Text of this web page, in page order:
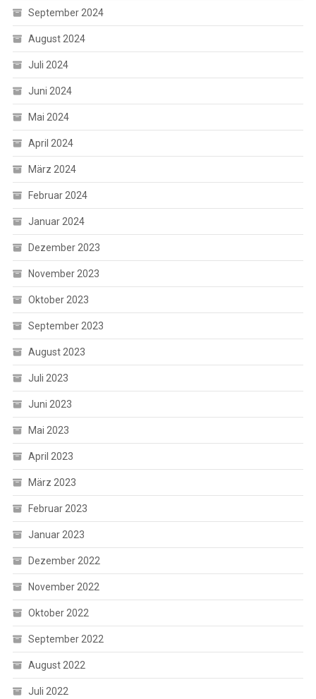
September 2024
August 2024
Juli 2024
Juni 2024
Mai 2024
April 2024
März 2024
Februar 2024
Januar 2024
Dezember 2023
November 2023
Oktober 2023
September 2023
August 2023
Juli 2023
Juni 2023
Mai 2023
April 2023
März 2023
Februar 2023
Januar 2023
Dezember 2022
November 2022
Oktober 2022
September 2022
August 2022
Juli 2022